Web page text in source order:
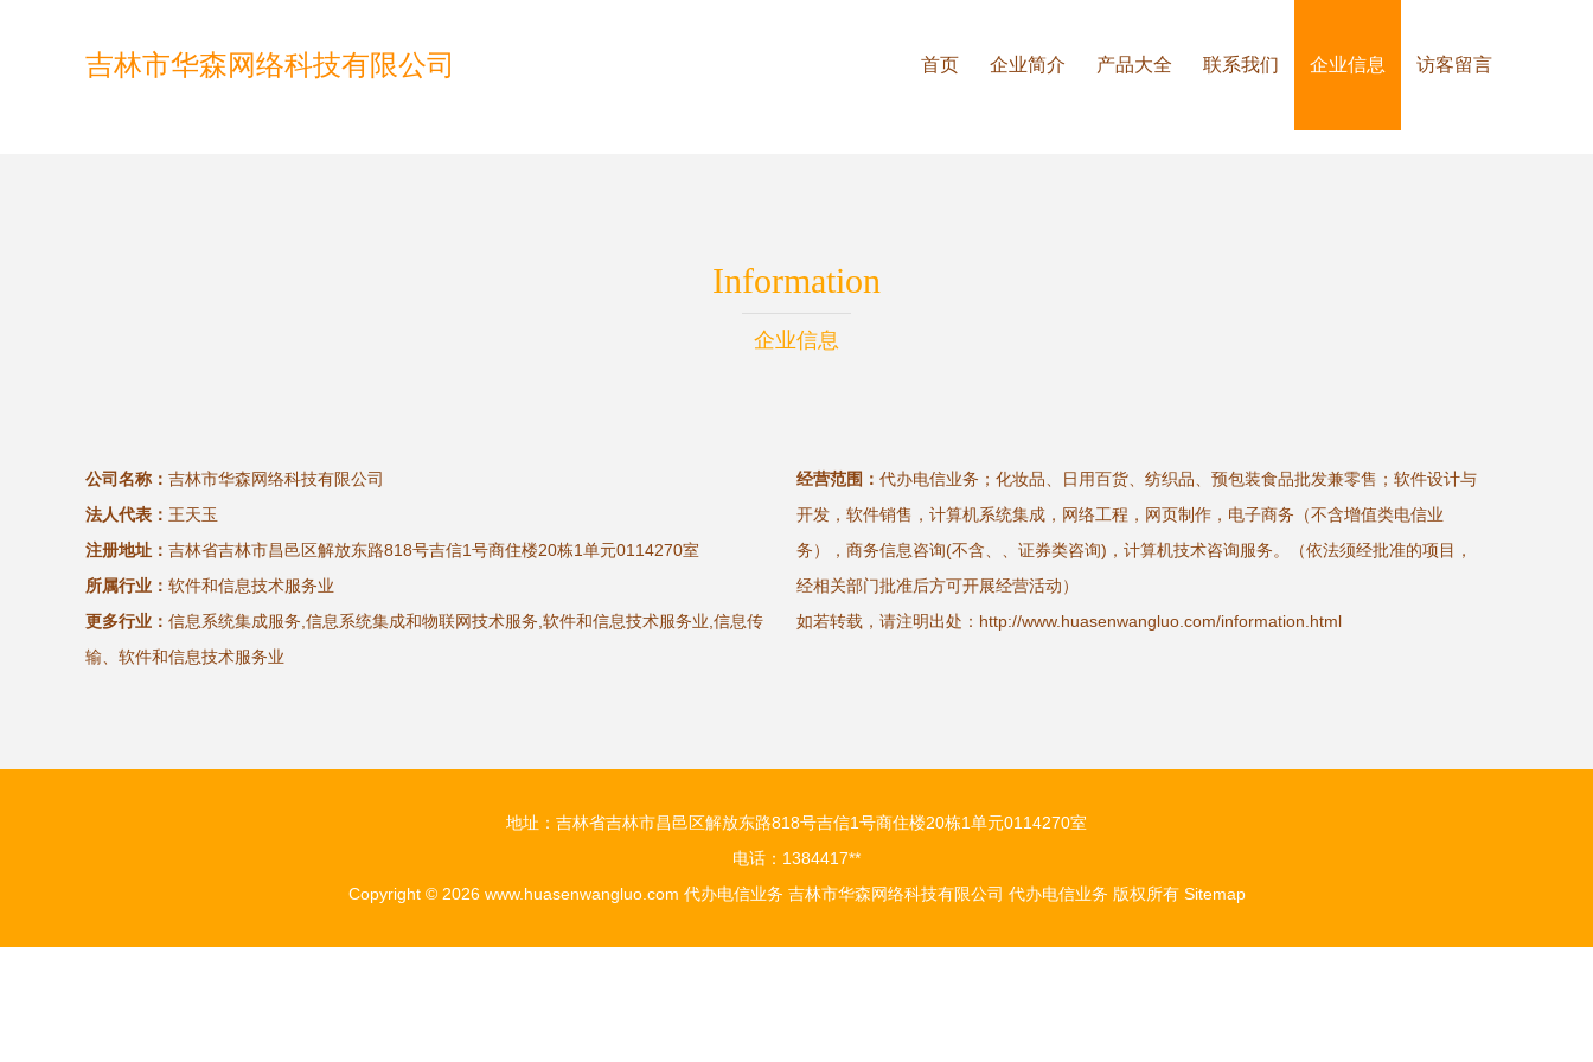
吉林市华森网络科技有限公司 首页 企业简介 产品大全 联系我们 企业信息 访客留言
Information
企业信息
公司名称： 吉林市华森网络科技有限公司
法人代表： 王天玉
注册地址： 吉林省吉林市昌邑区解放东路818号吉信1号商住楼20栋1单元0114270室
所属行业： 软件和信息技术服务业
更多行业： 信息系统集成服务,信息系统集成和物联网技术服务,软件和信息技术服务业,信息传
输、软件和信息技术服务业
经营范围： 代办电信业务；化妆品、日用百货、纺织品、预包装食品批发兼零售；软件设计与
开发，软件销售，计算机系统集成，网络工程，网页制作，电子商务（不含增值类电信业
务），商务信息咨询(不含、、证券类咨询)，计算机技术咨询服务。（依法须经批准的项目，
经相关部门批准后方可开展经营活动）
如若转载，请注明出处：http://www.huasenwangluo.com/information.html
地址：吉林省吉林市昌邑区解放东路818号吉信1号商住楼20栋1单元0114270室
电话：1384417**
Copyright © 2026 www.huasenwangluo.com 代办电信业务 吉林市华森网络科技有限公司 代办电信业务 版权所有 Sitemap